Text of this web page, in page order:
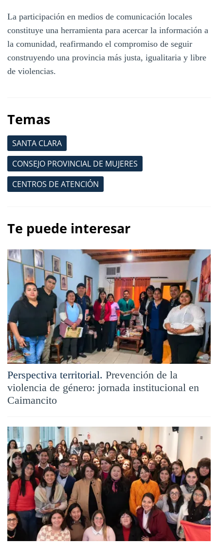
La participación en medios de comunicación locales
constituye una herramienta para acercar la información a
la comunidad, reafirmando el compromiso de seguir
construyendo una provincia más justa, igualitaria y libre
de violencias.
Temas
SANTA CLARA
CONSEJO PROVINCIAL DE MUJERES
CENTROS DE ATENCIÓN
Te puede interesar
Perspectiva territorial. Prevención de la
violencia de género: jornada institucional en
Caimancito